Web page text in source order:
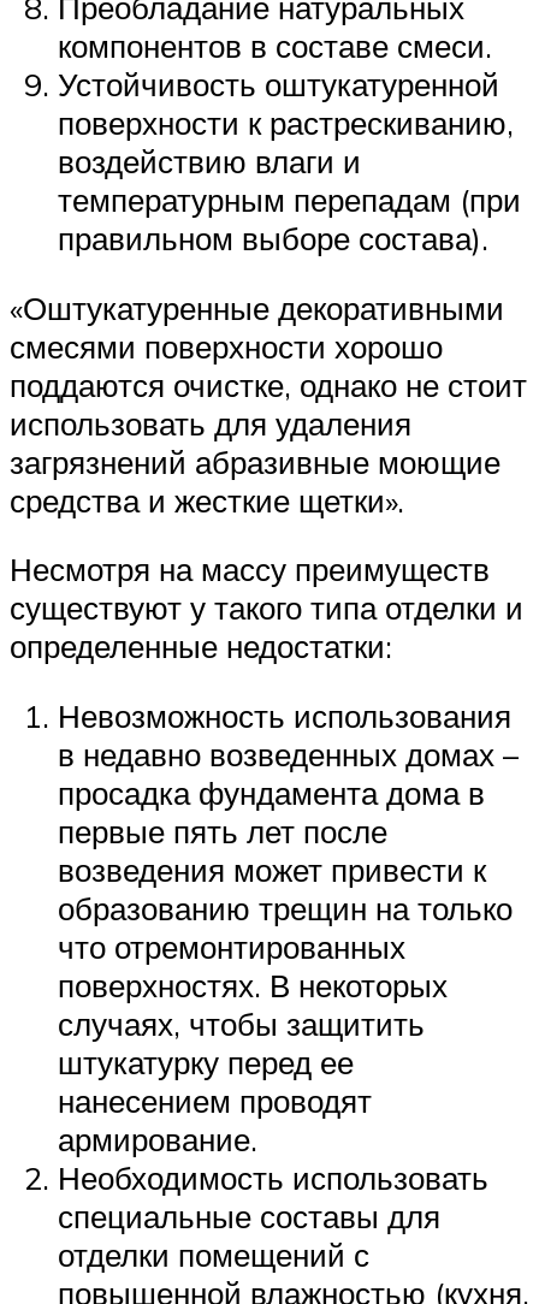
компонентов в составе смеси.
Устойчивость оштукатуренной
поверхности к растрескиванию,
воздействию влаги и
температурным перепадам (при
правильном выборе состава).
«Оштукатуренные декоративными
смесями поверхности хорошо
поддаются очистке, однако не стоит
использовать для удаления
загрязнений абразивные моющие
средства и жесткие щетки».
Несмотря на массу преимуществ
существуют у такого типа отделки и
определенные недостатки:
Невозможность использования
в недавно возведенных домах –
просадка фундамента дома в
первые пять лет после
возведения может привести к
образованию трещин на только
что отремонтированных
поверхностях. В некоторых
случаях, чтобы защитить
штукатурку перед ее
нанесением проводят
армирование.
Необходимость использовать
специальные составы для
отделки помещений с
повышенной влажностью (кухня,